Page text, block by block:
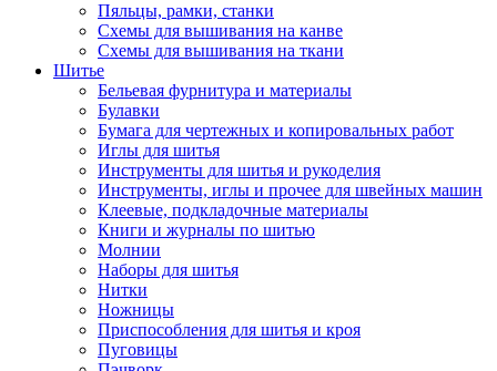
Пяльцы, рамки, станки
Схемы для вышивания на канве
Схемы для вышивания на ткани
Шитье
Бельевая фурнитура и материалы
Булавки
Бумага для чертежных и копировальных работ
Иглы для шитья
Инструменты для шитья и рукоделия
Инструменты, иглы и прочее для швейных машин
Клеевые, подкладочные материалы
Книги и журналы по шитью
Молнии
Наборы для шитья
Нитки
Ножницы
Приспособления для шитья и кроя
Пуговицы